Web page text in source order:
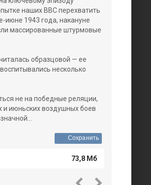
наших ВВС перехватить
июне 1943 года, накануне
массированные штурмовые
образцовой — ее
несколько
не на победные реляции,
и июньских воздушных боев
Сохранить
73,8 Мб